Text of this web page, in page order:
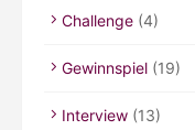
Challenge (4)
Gewinnspiel (19)
Interview (13)